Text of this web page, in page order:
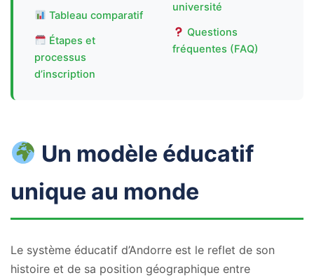
Tableau comparatif
Étapes et
processus
d’inscription
université
Questions
fréquentes (FAQ)
Un modèle éducatif
unique au monde
Le système éducatif d’Andorre est le reflet de son
histoire et de sa position géographique entre